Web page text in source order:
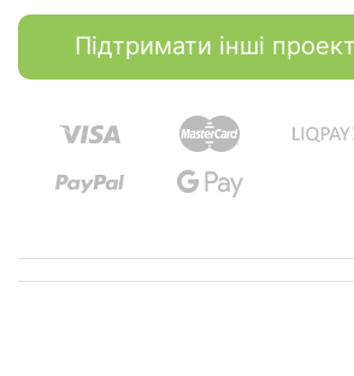
Підтримати інші